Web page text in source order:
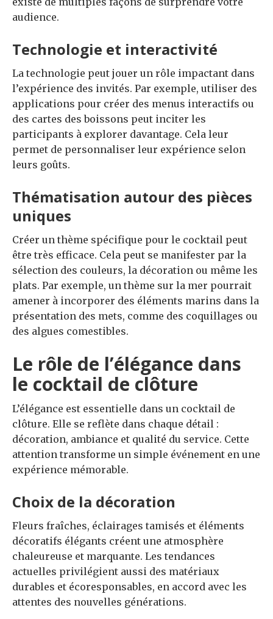
audience.
Technologie et interactivité
La technologie peut jouer un rôle impactant dans
l’expérience des invités. Par exemple, utiliser des
applications pour créer des menus interactifs ou
des cartes des boissons peut inciter les
participants à explorer davantage. Cela leur
permet de personnaliser leur expérience selon
leurs goûts.
Thématisation autour des pièces
uniques
Créer un thème spécifique pour le cocktail peut
être très efficace. Cela peut se manifester par la
sélection des couleurs, la décoration ou même les
plats. Par exemple, un thème sur la mer pourrait
amener à incorporer des éléments marins dans la
présentation des mets, comme des coquillages ou
des algues comestibles.
Le rôle de l’élégance dans
le cocktail de clôture
L’élégance est essentielle dans un cocktail de
clôture. Elle se reflète dans chaque détail :
décoration, ambiance et qualité du service. Cette
attention transforme un simple événement en une
expérience mémorable.
Choix de la décoration
Fleurs fraîches, éclairages tamisés et éléments
décoratifs élégants créent une atmosphère
chaleureuse et marquante. Les tendances
actuelles privilégient aussi des matériaux
durables et écoresponsables, en accord avec les
attentes des nouvelles générations.